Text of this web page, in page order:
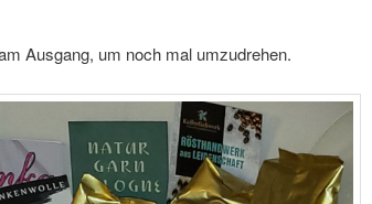
Ausgang, um noch mal umzudrehen.